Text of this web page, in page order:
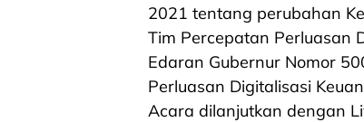
2021 tentang perubahan
Tim Percepatan Perluasan
Edaran Gubernur Nomor
Perluasan Digitalisasi
Acara dilanjutkan dengan